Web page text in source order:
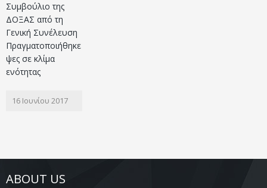
Συμβούλιο της
ΔΟΞΑΣ από τη
Γενική Συνέλευση
Πραγματοποιήθηκε
ψες σε κλίμα
ενότητας
16 Ιουνίου 2017
ABOUT US